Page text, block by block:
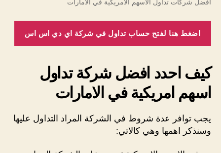
افضل شركات تداول الاسهم الامريكية في الامارات
اضغط هنا لفتح حساب تداول في شركة اي دي اس اس
كيف احدد افضل شركة تداول
اسهم امريكية في الامارات
يجب توافر عدة شروط في الشركة المراد التداول عليها
وسنذكر اهمها وهي كالاتي: